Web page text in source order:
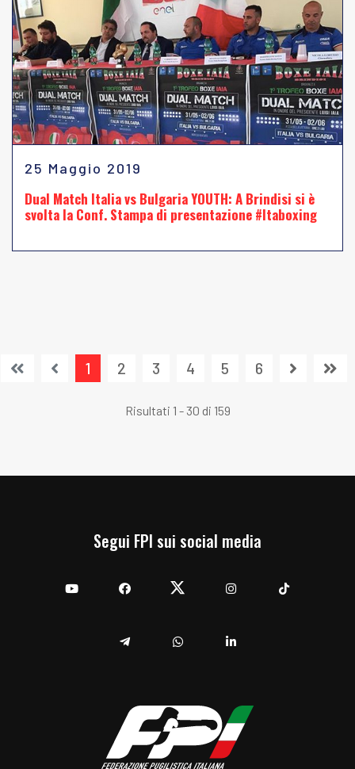
25 Maggio 2019
Dual Match Italia vs Bulgaria YOUTH: A Brindisi si è
svolta la Conf. Stampa di presentazione #Itaboxing
1 2 3 4 5 6
Risultati 1 - 30 di 159
Segui FPI sui social media